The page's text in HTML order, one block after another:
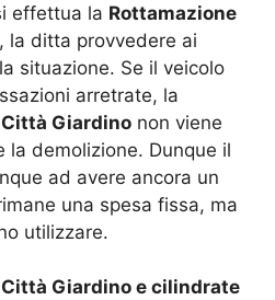
effettua la Rottamazione
, la ditta provvedere ai
situazione. Se il veicolo
arretrate, la
Giardino non viene
la demolizione. Dunque il
ad avere ancora un
una spesa fissa, ma
utilizzare.
Giardino e cilindrate